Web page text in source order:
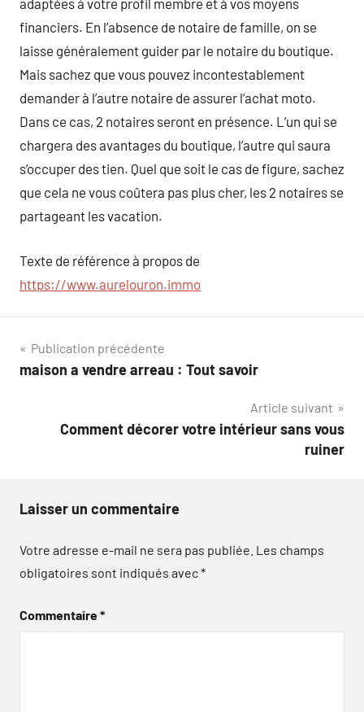
adaptées à votre profil membre et à vos moyens
financiers. En l’absence de notaire de famille, on se
laisse généralement guider par le notaire du boutique.
Mais sachez que vous pouvez incontestablement
demander à l’autre notaire de assurer l’achat moto.
Dans ce cas, 2 notaires seront en présence. L’un qui se
chargera des avantages du boutique, l’autre qui saura
s’occuper des tien. Quel que soit le cas de figure, sachez
que cela ne vous coûtera pas plus cher, les 2 notaires se
partageant les vacation.
Texte de référence à propos de
https://www.aurelouron.immo
Navigation
de
Publication précédente
maison a vendre arreau : Tout savoir
Article suivant
Comment décorer votre intérieur sans vous
ruiner
Laisser un commentaire
Votre adresse e-mail ne sera pas publiée. Les champs
obligatoires sont indiqués avec*
Commentaire*